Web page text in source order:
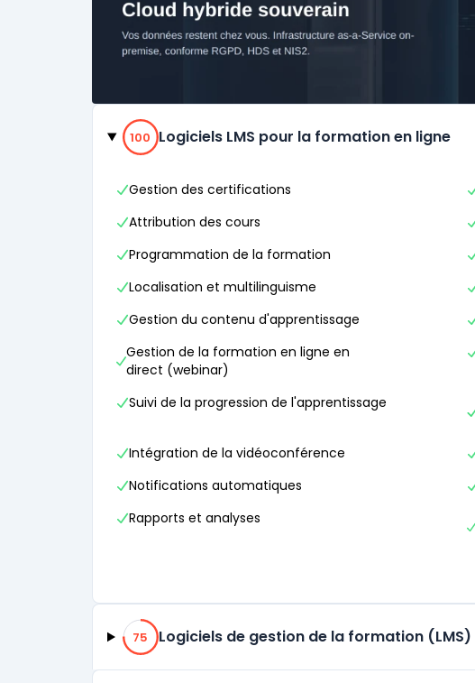
Catégories
100% de compatibilité
100 Logiciels LMS pour la formation en ligne
Gestion des certifications
Attribution des cours
Programmation de la formation
Localisation et multilinguisme
Gestion du contenu d'apprentissage
Gestion de la formation en ligne en
direct (webinar)
Suivi de la progression de l'apprentissage
Intégration de la vidéoconférence
Notifications automatiques
Rapports et analyses
75% de compatibilité
75 Logiciels de gestion de la formation (LMS)